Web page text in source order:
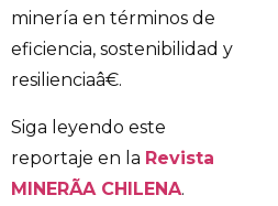
minería en términos de
eficiencia, sostenibilidad y
resilienciaâ€.
Siga leyendo este
reportaje en la Revista
MINERÃA CHILENA.